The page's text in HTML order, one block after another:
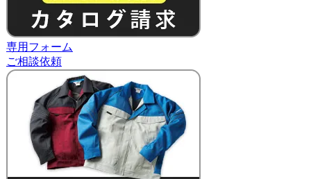
専用フォーム
ご相談依頼